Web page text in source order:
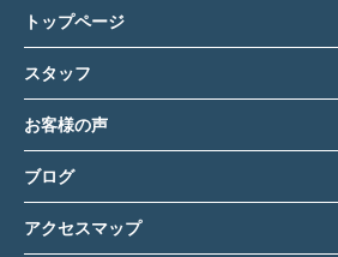
トップページ
スタッフ
お客様の声
ブログ
アクセスマップ